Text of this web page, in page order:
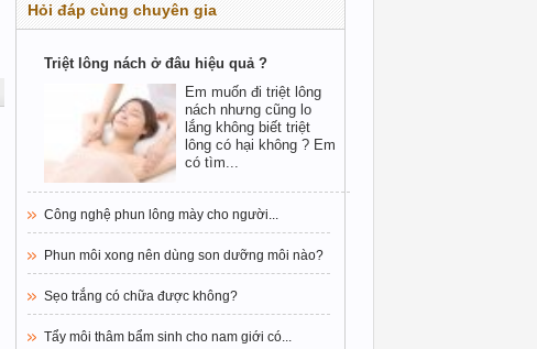
Hỏi đáp cùng chuyên gia
Triệt lông nách ở đâu hiệu quả ?
Em muốn đi triệt lông
nách nhưng cũng lo
lắng không biết triệt
lông có hại không ? Em
có tìm...
Công nghệ phun lông mày cho người...
Phun môi xong nên dùng son dưỡng môi nào?
Sẹo trắng có chữa được không?
Tẩy môi thâm bẩm sinh cho nam giới có...